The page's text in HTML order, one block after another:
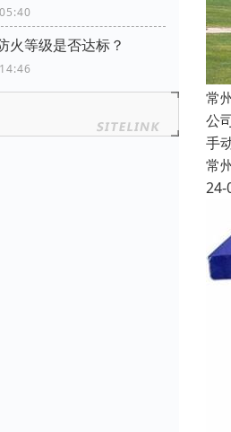
火等级是否达标？
常
公
手
常
24-